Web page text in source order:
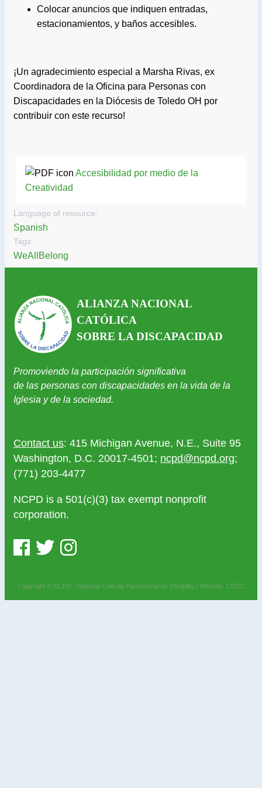
Colocar anuncios que indiquen entradas,
estacionamientos, y baños accesibles.
¡Un agradecimiento especial a Marsha Rivas, ex
Coordinadora de la Oficina para Personas con
Discapacidades en la Diócesis de Toledo OH por
contribuir con este recurso!
Accesibilidad por medio de la
Creatividad
Language of resource:
Spanish
Tags:
WeAllBelong
ALIANZA NACIONAL
CATÓLICA
SOBRE LA DISCAPACIDAD
Promoviendo la participación significativa
de las personas con discapacidades en la vida de la
Iglesia y de la sociedad.
Contact us: 415 Michigan Avenue, N.E., Suite 95
Washington, D.C. 20017-4501; ncpd@ncpd.org;
(771) 203-4477
NCPD is a 501(c)(3) tax exempt nonprofit
corporation.
Copyright © NCPD - National Catholic Partnership on Disability | Website: CEDC